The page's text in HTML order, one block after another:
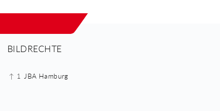
BILDRECHTE
↑ 1 JBA Hamburg